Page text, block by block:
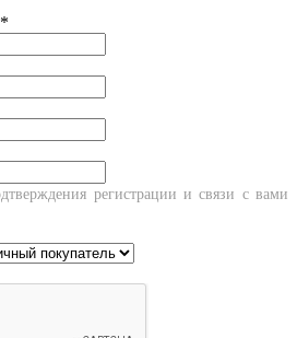
*
регистрации и связи с вами